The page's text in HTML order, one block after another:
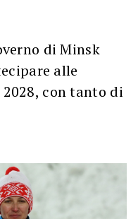
di Minsk
alle
con tanto di